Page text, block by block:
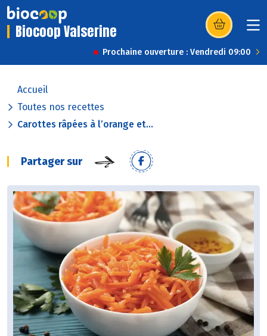
Biocoop Valserine (s’ouvre dans
Prochaine ouverture : Vendredi 09:00
Accueil
Toutes nos recettes
Carottes râpées à l’orange et...
Partager sur